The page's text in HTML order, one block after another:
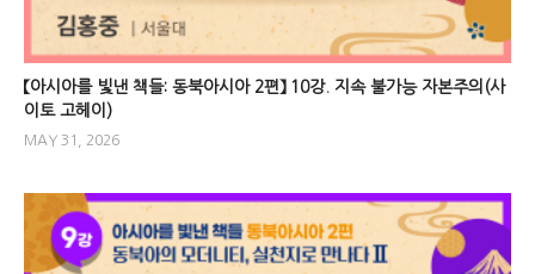
【아시아를 빛낸 책들: 동북아시아 2편】 10강. 지속 불가능 자본주의(사
이토 고헤이)
MAY 31, 2026